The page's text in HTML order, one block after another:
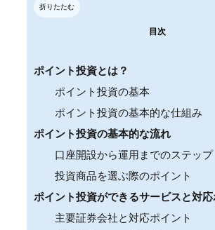
折りたたむ
目次
ポイント投資とは？
ポイント投資の基本
ポイント投資の基本的な仕組み
ポイント投資の基本的な流れ
口座開設から運用までのステップ
投資商品を選ぶ際のポイント
ポイント投資ができるサービスと対応
主要証券会社と対応ポイント